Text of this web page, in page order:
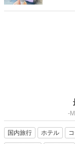
-
国内旅行 ホテル